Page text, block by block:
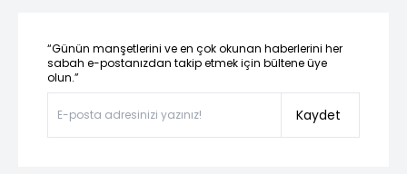
“Günün manşetlerini ve en çok okunan haberlerini her
sabah e-postanızdan takip etmek için bültene üye
olun.”
Kaydet